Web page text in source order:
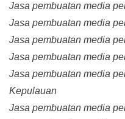
Jasa pembuatan media
Jasa pembuatan media
Jasa pembuatan media
Jasa pembuatan media
Jasa pembuatan media
Kepulauan
Jasa pembuatan media